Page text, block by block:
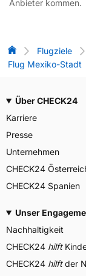
Anbieter kommen.
Flug-Vergleich
Flugziele
Flug Mexiko-Stadt
Über CHECK24
Karriere
Presse
Unternehmen
CHECK24
CHECK24 Spanien
Unser
Nachhaltigkeit
CHECK24 hilft
CHECK24 hilftder